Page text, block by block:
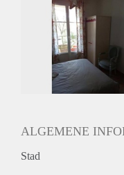
Gestoffeerd
ALGEMENE
Stad